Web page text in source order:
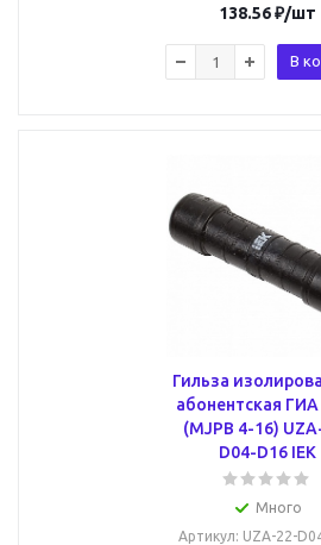
138.56₽/шт
В
Гильза
абонентская
(MJPB 4-16)
D04-D16 IEK
Много
Артикул: UZA-22-